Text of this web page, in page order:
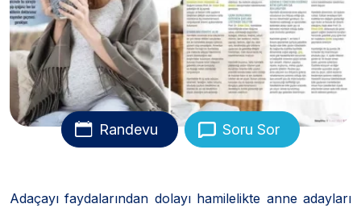
Randevu Soru Sor
Adaçayı faydalarından dolayı hamilelikte anne adayları